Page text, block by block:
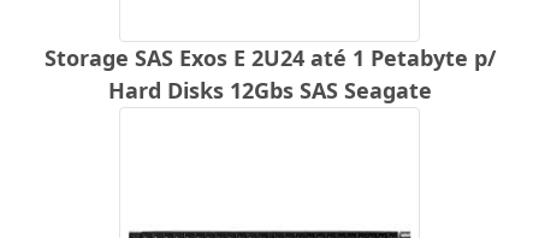
Storage SAS Exos E 2U24 até 1 Petabyte p/
Hard Disks 12Gbs SAS Seagate